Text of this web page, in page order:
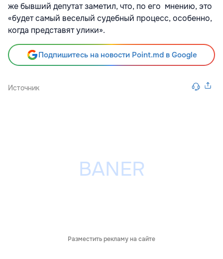
же бывший депутат заметил, что, по его мнению, это
«будет самый веселый судебный процесс, особенно,
когда представят улики».
Подпишитесь на новости Point.md в Google
Источник
Разместить рекламу на сайте